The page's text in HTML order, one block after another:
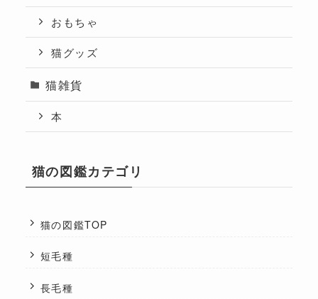
おもちゃ
猫グッズ
猫雑貨
本
猫の図鑑カテゴリ
猫の図鑑TOP
短毛種
長毛種